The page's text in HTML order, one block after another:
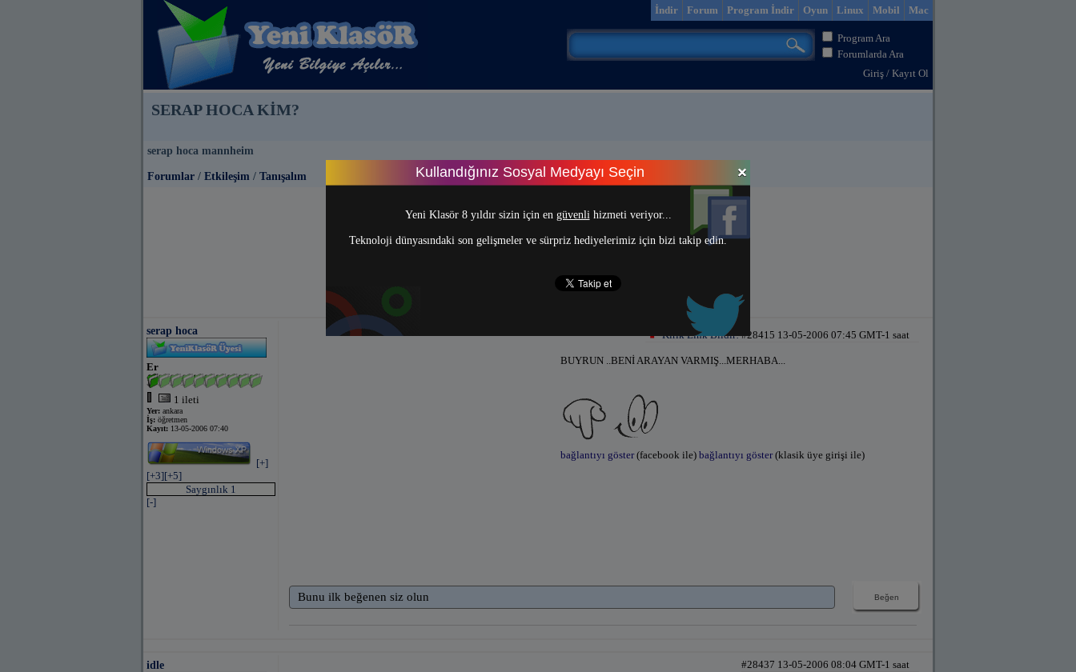
Mac
Mobil
Linux
Oyun
Program İndir
Forum
İndir
Program Ara
Forumlarda Ara
Giriş / Kayıt Ol
Kullandığınız Sosyal Medyayı Seçin
Yeni Klasör 8 yıldır sizin için en güvenlihizmeti veriyor...
Teknoloji dünyasındaki son gelişmeler ve sürpriz hediyelerimiz için bizi takip edin.
SERAP HOCA KİM?
serap hoca mannheim
Forumlar / Etkileşim / Tanışalım
serap hoca
Er
1 ileti
Yer: ankara
İş: öğretmen
Kayıt: 13-05-2006 07:40
[+]
[+3][+5]
Saygınlık 1
[-]
Kırık Link Bildir!#28415 13-05-2006 07:45 GMT-1 saat
BUYRUN ..BENİ ARAYAN VARMIŞ...MERHABA...
bağlantıyı göster(facebook ile) bağlantıyı göster(klasik üye girişi ile)
Bunu ilk beğenen siz olun
idle #28437 13-05-2006 08:04 GMT-1 saat